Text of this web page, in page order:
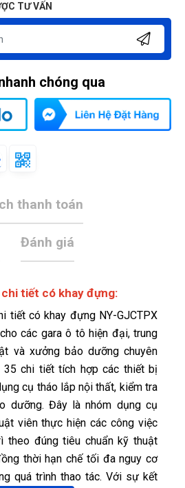
TƯ VẤN
chóng qua
thanh toán
Đánh giá
tiết có khay đựng:
tiết có khay đựng NY-GJCTPX
các gara ô tô hiện đại, trung
và xưởng bảo dưỡng chuyên
35 chi tiết tích hợp các thiết bị
cụ tháo lắp nội thất, kiểm tra
dưỡng. Đây là nhóm dụng cụ
viên thực hiện các công việc
theo đúng tiêu chuẩn kỹ thuật
thời hạn chế tối đa nguy cơ
quá trình thao tác. Với sự kết
trước)